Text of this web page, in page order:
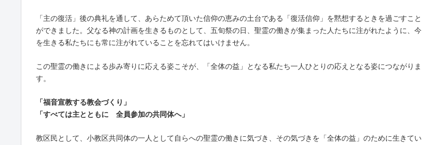
「主の復活」後の典礼を通して、あらためて頂いた信仰の恵みの土台である「復活信仰」を黙想するときを過ごすこと
ができました。父なる神の計画を生きるものとして、五旬祭の日、聖霊の働きが集まった人たちに注がれたように、今
を生きる私たちにも常に注がれていることを忘れてはいけません。
この聖霊の働きによる歩み寄りに応える姿こそが、「全体の益」となる私たち一人ひとりの応えとなる姿につながりま
す。
「福音宣教する教会づくり」
「すべては主とともに 全員参加の共同体へ」
教区民として、小教区共同体の一人として自らへの聖霊の働きに気づき、その気づきを「全体の益」のために生きてい